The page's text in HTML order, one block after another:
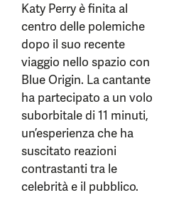
Katy Perry è finita al
centro delle polemiche
dopo il suo recente
viaggio nello spazio con
Blue Origin. La cantante
ha partecipato a un volo
suborbitale di 11 minuti,
un’esperienza che ha
suscitato reazioni
contrastanti tra le
celebrità e il pubblico.